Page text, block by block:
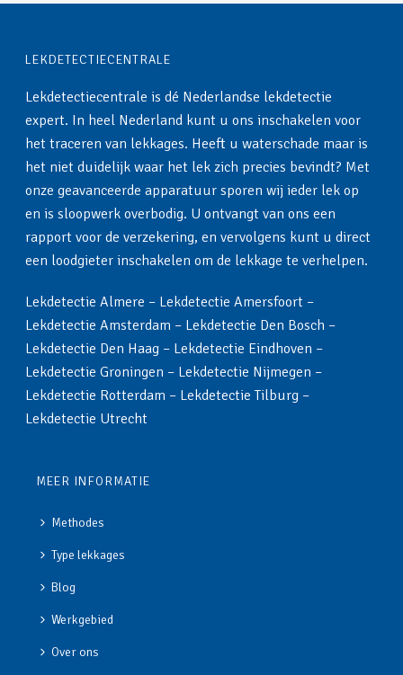
LEKDETECTIECENTRALE
Lekdetectiecentrale is dé Nederlandse lekdetectie
expert. In heel Nederland kunt u ons inschakelen voor
het traceren van lekkages. Heeft u waterschade maar is
het niet duidelijk waar het lek zich precies bevindt? Met
onze geavanceerde apparatuur sporen wij ieder lek op
en is sloopwerk overbodig. U ontvangt van ons een
rapport voor de verzekering, en vervolgens kunt u direct
een loodgieter inschakelen om de lekkage te verhelpen.
Lekdetectie Almere – Lekdetectie Amersfoort –
Lekdetectie Amsterdam – Lekdetectie Den Bosch –
Lekdetectie Den Haag – Lekdetectie Eindhoven –
Lekdetectie Groningen – Lekdetectie Nijmegen –
Lekdetectie Rotterdam – Lekdetectie Tilburg –
Lekdetectie Utrecht
MEER INFORMATIE
Methodes
Type lekkages
Blog
Werkgebied
Over ons